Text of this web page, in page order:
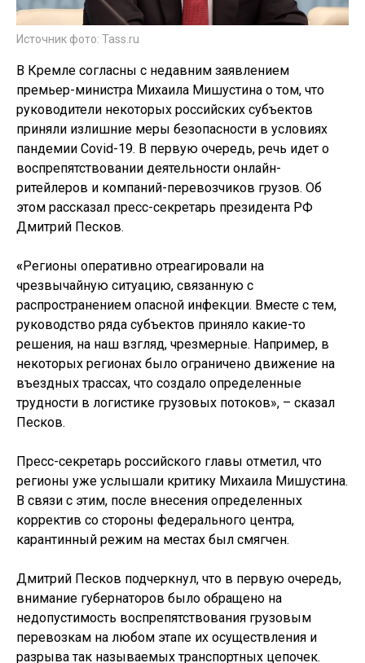
Источник фото: Tass.ru
В Кремле согласны с недавним заявлением
премьер-министра Михаила Мишустина о том, что
руководители некоторых российских субъектов
приняли излишние меры безопасности в условиях
пандемии Covid-19. В первую очередь, речь идет о
воспрепятствовании деятельности онлайн-
ритейлеров и компаний-перевозчиков грузов. Об
этом рассказал пресс-секретарь президента РФ
Дмитрий Песков.
«Регионы оперативно отреагировали на
чрезвычайную ситуацию, связанную с
распространением опасной инфекции. Вместе с тем,
руководство ряда субъектов приняло какие-то
решения, на наш взгляд, чрезмерные. Например, в
некоторых регионах было ограничено движение на
въездных трассах, что создало определенные
трудности в логистике грузовых потоков», – сказал
Песков.
Пресс-секретарь российского главы отметил, что
регионы уже услышали критику Михаила Мишустина.
В связи с этим, после внесения определенных
корректив со стороны федерального центра,
карантинный режим на местах был смягчен.
Дмитрий Песков подчеркнул, что в первую очередь,
внимание губернаторов было обращено на
недопустимость воспрепятствования грузовым
перевозкам на любом этапе их осуществления и
разрыва так называемых транспортных цепочек.